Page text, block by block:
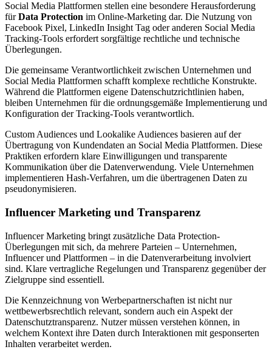
Social Media Plattformen stellen eine besondere Herausforderung
fürData Protection im Online-Marketing dar. Die Nutzung von
Facebook Pixel, LinkedIn Insight Tag oder anderen Social Media
Tracking-Tools erfordert sorgfältige rechtliche und technische
Überlegungen.
Die gemeinsame Verantwortlichkeit zwischen Unternehmen und
Social Media Plattformen schafft komplexe rechtliche Konstrukte.
Während die Plattformen eigene Datenschutzrichtlinien haben,
bleiben Unternehmen für die ordnungsgemäße Implementierung und
Konfiguration der Tracking-Tools verantwortlich.
Custom Audiences und Lookalike Audiences basieren auf der
Übertragung von Kundendaten an Social Media Plattformen. Diese
Praktiken erfordern klare Einwilligungen und transparente
Kommunikation über die Datenverwendung. Viele Unternehmen
implementieren Hash-Verfahren, um die übertragenen Daten zu
pseudonymisieren.
Influencer Marketing und Transparenz
Influencer Marketing bringt zusätzliche Data Protection-
Überlegungen mit sich, da mehrere Parteien – Unternehmen,
Influencer und Plattformen – in die Datenverarbeitung involviert
sind. Klare vertragliche Regelungen und Transparenz gegenüber der
Zielgruppe sind essentiell.
Die Kennzeichnung von Werbepartnerschaften ist nicht nur
wettbewerbsrechtlich relevant, sondern auch ein Aspekt der
Datenschutztransparenz. Nutzer müssen verstehen können, in
welchem Kontext ihre Daten durch Interaktionen mit gesponserten
Inhalten verarbeitet werden.